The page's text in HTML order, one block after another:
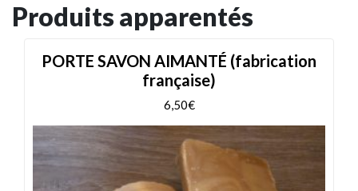
Produits apparentés
PORTE SAVON AIMANTÉ (fabrication
française)
6,50€